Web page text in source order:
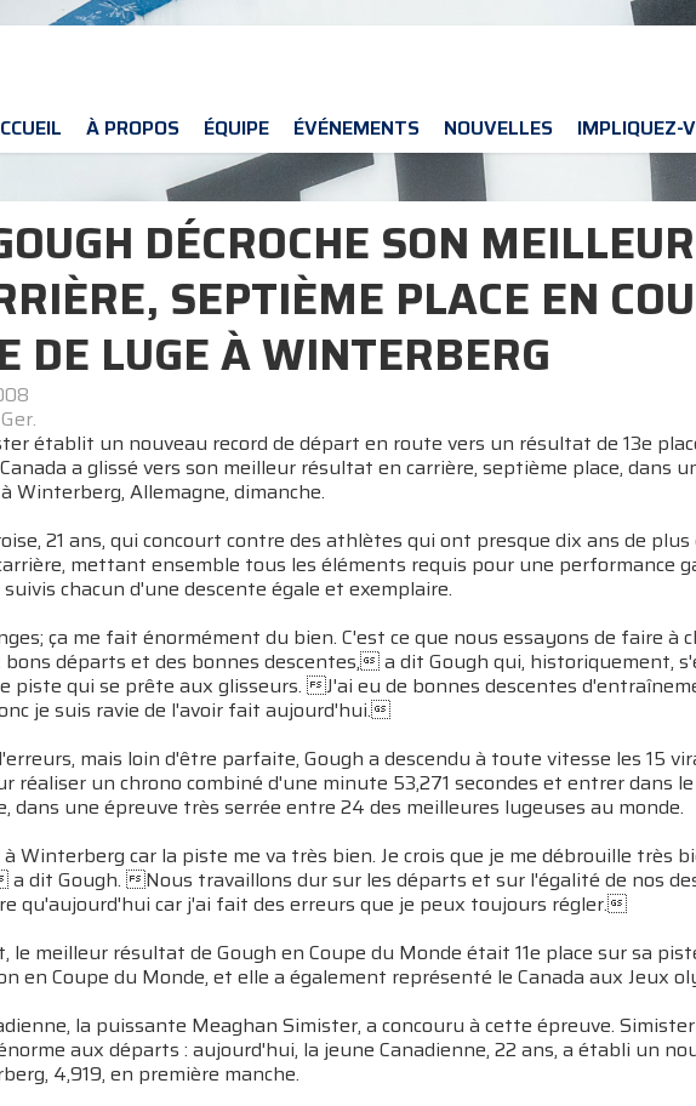
À PROPOS ÉQUIPE ÉVÉNEMENTS NOUVELLES IMPLIQUEZ-
DÉCROCHE SON
SEPTIÈME PLACE EN
DE LUGE À WINTERBERG
établit un nouveau record de départ en route vers un résultat de 13e
a glissé vers son meilleur résultat en carrière, septième place, dans
Winterberg, Allemagne, dimanche.
21 ans, qui concourt contre des athlètes qui ont presque dix ans de
mettant ensemble tous les éléments requis pour une performance
chacun d'une descente égale et exemplaire.
ça me fait énormément du bien. C'est ce que nous essayons de faire à
départs et des bonnes descentes, a dit Gough qui, historiquement,
piste qui se prête aux glisseurs. J'ai eu de bonnes descentes
je suis ravie de l'avoir fait aujourd'hui.
mais loin d'être parfaite, Gough a descendu à toute vitesse les 15
réaliser un chrono combiné d'une minute 53,271 secondes et entrer dans
dans une épreuve très serrée entre 24 des meilleures lugeuses au monde.
Winterberg car la piste me va très bien. Je crois que je me débrouille très
a dit Gough. Nous travaillons dur sur les départs et sur l'égalité de nos
qu'aujourd'hui car j'ai fait des erreurs que je peux toujours régler.
le meilleur résultat de Gough en Coupe du Monde était 11e place sur sa
en Coupe du Monde, et elle a également représenté le Canada aux Jeux
la puissante Meaghan Simister, a concouru à cette épreuve.
aux départs : aujourd'hui, la jeune Canadienne, 22 ans, a établi un
4,919, en première manche.